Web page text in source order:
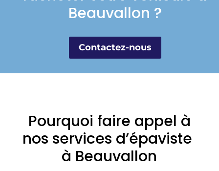
Beauvallon ?
Contactez-nous
Pourquoi faire appel à
nos services d’épaviste
à Beauvallon